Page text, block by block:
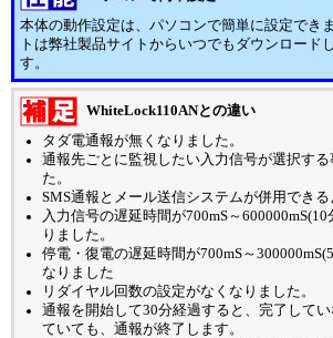
本体の動作設定は、パソコンで簡単に設定でき
トは弊社製品サイトからいつでもダウンロード
す。
WhiteLock110ANとの違い
タダ電通報が無くなりました。
通報先ごとに監視したい入力信号が選択す
た。
SMS通報とメール送信システムが併用できる
入力信号の遅延時間が700mS～
りました。
停電・復電の遅延時間が700mS～
なりました
リダイヤル回数の設定がなくなりました。
通報を開始して30分経過すると、完了して
ていても、通報が終了します。